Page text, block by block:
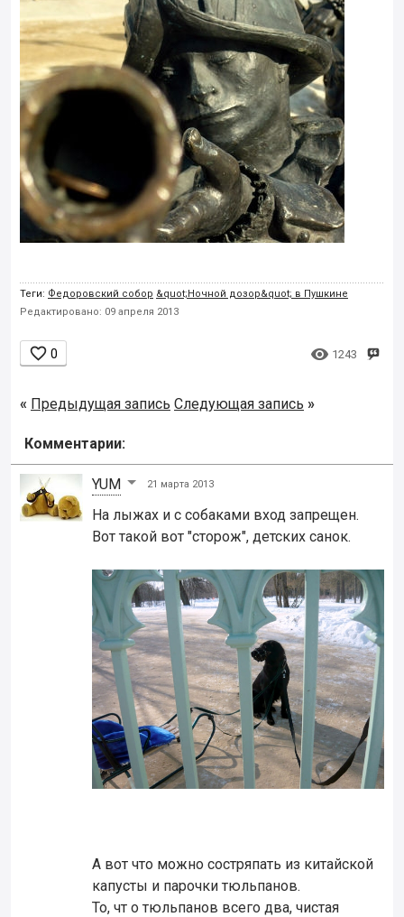
Теги: Федоровский собор &quot;Ночной дозор&quot; в Пушкине
Редактировано: 09 апреля 2013
 0  1243
« Предыдущая запись Следующая запись »
Комментарии:
YUM 21 марта 2013
На лыжах и с собаками вход запрещен.
Вот такой вот "сторож", детских санок.
А вот что можно состряпать из китайской
капусты и парочки тюльпанов.
То, чт о тюльпанов всего два, чистая